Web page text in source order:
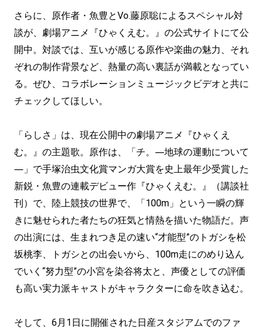
さらに、原作者・魚豊とVo.藤原聡によるスペシャル対
談が、劇場アニメ『ひゃくえむ。』の公式サイトにて公
開中。対談では、互いが感じる原作や楽曲の魅力、それ
ぞれの制作背景など、熱量の高い裏話が満載となってい
る。ぜひ、コラボレーションミュージックビデオと共に
チェックしてほしい。
「らしさ」は、現在公開中の劇場アニメ『ひゃくえ
む。』の主題歌。原作は、「チ。―地球の運動について
―」で手塚治虫文化賞マンガ大賞を史上最年少受賞した
新鋭・魚豊の連載デビュー作『ひゃくえむ。』（講談社
刊）で、陸上競技の世界で、「100m」という一瞬の輝
きに魅せられた者たちの狂気と情熱を描いた物語だ。声
の出演には、生まれつき足の速い“才能型”のトガシを松
坂桃李、トガシとの出会いから、100m走にのめり込ん
でいく“努力型”の小宮を染谷将太と、声優としての評価
も高い実力派キャストがキャラクターに命を吹き込む。
そして、6月1日に開催された日産スタジアムでのファ